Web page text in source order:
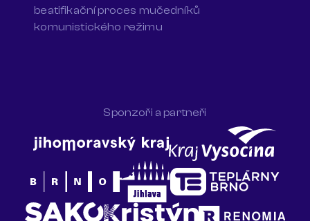
beatifikační proces mučedníků
komunistického režimu
Sponzoři a partneři